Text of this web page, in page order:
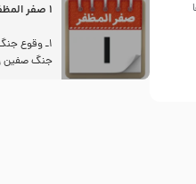
1 صفر المظفر
جنگ صفین